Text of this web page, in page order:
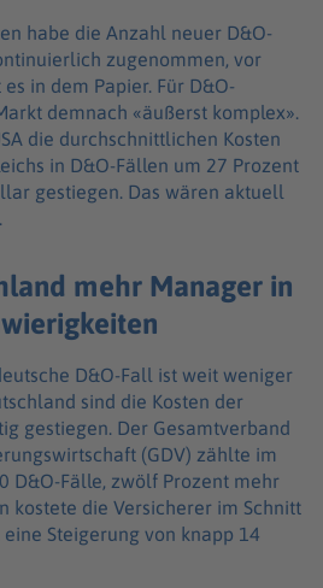
habe die Anzahl neuer D&O-
zugenommen, vor
in dem Papier. Für D&O-
demnach «äußerst komplex».
die durchschnittlichen Kosten
in D&O-Fällen um 27 Prozent
gestiegen. Das wären aktuell
mehr Manager in
D&O-Fall ist weit weniger
sind die Kosten der
gestiegen. Der Gesamtverband
(GDV) zählte im
D&O-Fälle, zwölf Prozent mehr
kostete die Versicherer im Schnitt
Steigerung von knapp 14